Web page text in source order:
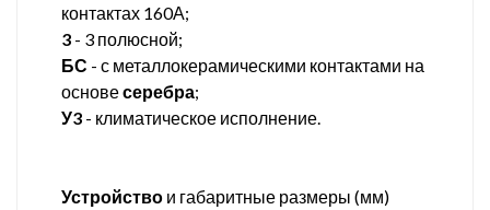
контактах 160А;
3 - 3 полюсной;
БС - с металлокерамическими контактами на
основесеребра;
У3 - климатическое исполнение.
Устройство и габаритные размеры (мм)